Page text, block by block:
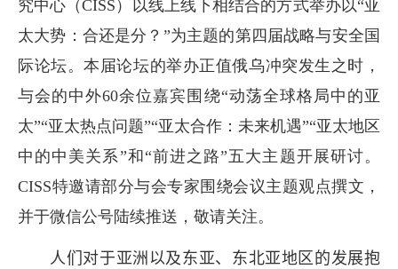
究中心（CISS）以线上线下相结合的方式举办以“亚
太大势：合还是分？”为主题的第四届战略与安全国
际论坛。本届论坛的举办正值俄乌冲突发生之时，
与会的中外60余位嘉宾围绕“动荡全球格局中的亚
太”“亚太热点问题”“亚太合作：未来机遇”“亚太地区
中的中美关系”和“前进之路”五大主题开展研讨。
CISS特邀请部分与会专家围绕会议主题观点撰文，
并于微信公号陆续推送，敬请关注。
人们对于亚洲以及东亚、东北亚地区的发展抱